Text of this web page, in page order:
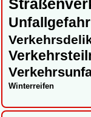
Unfallgefahr
Winterreifen